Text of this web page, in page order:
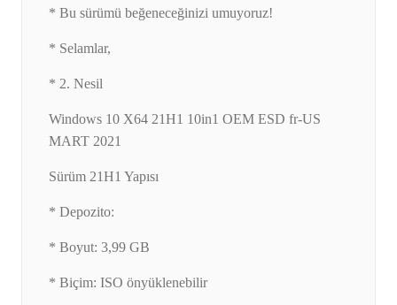
* Bu sürümü beğeneceğinizi umuyoruz!
* Selamlar,
* 2. Nesil
Windows 10 X64 21H1 10in1 OEM ESD fr-US
MART 2021
Sürüm 21H1 Yapısı
* Depozito:
* Boyut: 3,99 GB
* Biçim: ISO önyüklenebilir